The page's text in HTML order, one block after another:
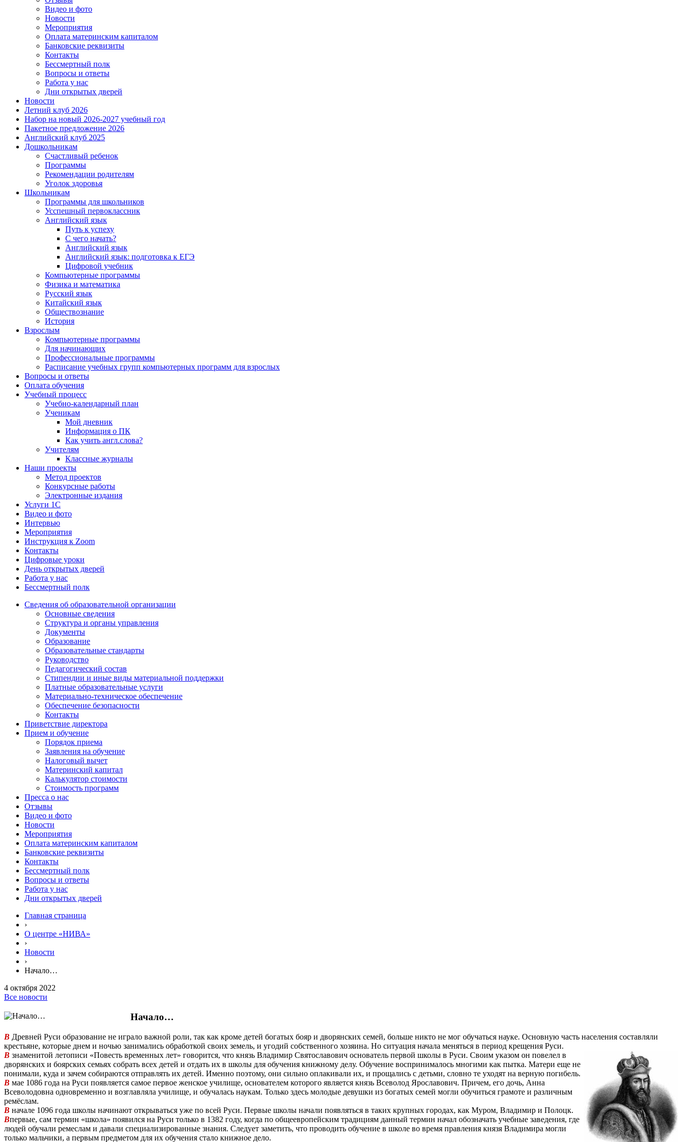
Видео и фото
Новости
Мероприятия
Оплата материнским капиталом
Банковские реквизиты
Контакты
Бессмертный полк
Вопросы и ответы
Работа у нас
Дни открытых дверей
Новости
Летний клуб 2026
Набор на новый 2026-2027 учебный год
Пакетное предложение 2026
Английский клуб 2025
Дошкольникам
Счастливый ребенок
Программы
Рекомендации родителям
Уголок здоровья
Школьникам
Программы для школьников
Усспешный первоклассник
Английский язык
Путь к успеху
С чего начать?
Английский язык
Английский язык: подготовка к ЕГЭ
Цифровой учебник
Компьютерные программы
Физика и математика
Русский язык
Китайский язык
Обществознание
История
Взрослым
Компьютерные программы
Для начинающих
Профессиональные программы
Расписание учебных групп компьютерных программ для взрослых
Вопросы и ответы
Оплата обучения
Учебный процесс
Учебно-календарный план
Ученикам
Мой дневник
Информация о ПК
Как учить англ.слова?
Учителям
Классные журналы
Наши проекты
Метод проектов
Конкурсные работы
Электронные издания
Услуги 1C
Видео и фото
Интервью
Мероприятия
Инструкция к Zoom
Контакты
Цифровые уроки
День открытых дверей
Работа у нас
Бессмертный полк
Сведения об образовательной организации
Основные сведения
Структура и органы управления
Документы
Образование
Образовательные стандарты
Руководство
Педагогический состав
Стипендии и иные виды материальной поддержки
Платные образовательные услуги
Материально-техническое обеспечение
Обеспечение безопасности
Контакты
Приветствие директора
Прием и обучение
Порядок приема
Заявления на обучение
Налоговый вычет
Материнский капитал
Калькулятор стоимости
Стоимость программ
Пресса о нас
Отзывы
Видео и фото
Новости
Мероприятия
Оплата материнским капиталом
Банковские реквизиты
Контакты
Бессмертный полк
Вопросы и ответы
Работа у нас
Дни открытых дверей
Главная страница
›
О центре «НИВА»
›
Новости
›
Начало…
4 октября 2022
Все новости
Начало…
В Древней Руси образование не играло важной роли, так как кроме детей богатых бояр и дворянских семей, больше никто не мог обучаться науке. Основную часть населения составляли
крестьяне, которые днем и ночью занимались обработкой своих земель, и угодий собственного хозяина. Но ситуация начала меняться в период крещения Руси.
В знаменитой летописи «Повесть временных лет» говорится, что князь Владимир Святославович основатель первой школы в Руси. Своим указом он повелел в
дворянских и боярских семьях собрать всех детей и отдать их в школы для обучения книжному делу. Обучение воспринималось многими как пытка. Матери еще не
понимали, куда и зачем собираются отправлять их детей. Именно поэтому, они сильно оплакивали их, и прощались с детьми, словно те уходят на верную погибель.
В мае 1086 года на Руси появляется самое первое женское училище, основателем которого является князь Всеволод Ярославович. Причем, его дочь, Анна
Всеволодовна одновременно и возглавляла училище, и обучалась наукам. Только здесь молодые девушки из богатых семей могли обучиться грамоте и различным
ремёслам.
В начале 1096 года школы начинают открываться уже по всей Руси. Первые школы начали появляться в таких крупных городах, как Муром, Владимир и Полоцк.
Впервые, сам термин «школа» появился на Руси только в 1382 году, когда по общеевропейским традициям данный термин начал обозначать учебные заведения, где
людей обучали ремеслам и давали специализированные знания. Следует заметить, что проводить обучение в школе во время правления князя Владимира могли
только мальчики, а первым предметом для их обучения стало книжное дело.